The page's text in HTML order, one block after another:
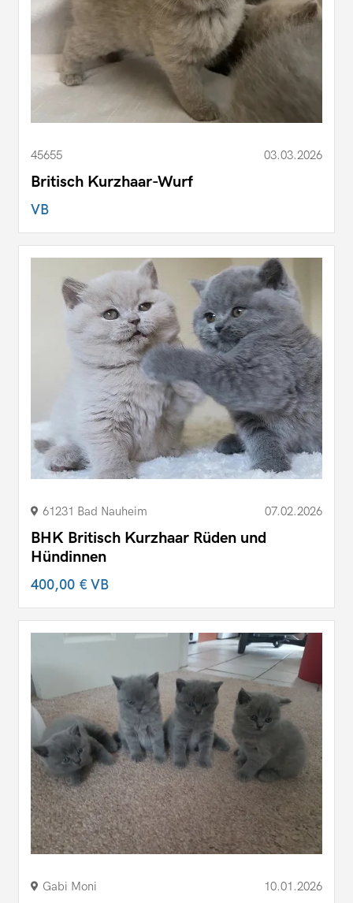
45655 03.03.2026
Britisch Kurzhaar-Wurf
VB
61231 Bad Nauheim 07.02.2026
BHK Britisch Kurzhaar Rüden und
Hündinnen
400,00 €VB
Gabi Moni 10.01.2026